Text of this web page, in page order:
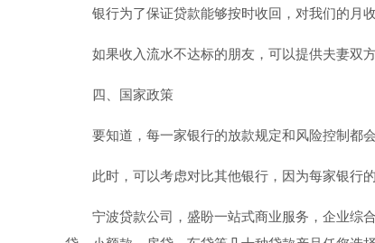
银行为了保证贷款能够按时收回，对我们的月
如果收入流水不达标的朋友，可以提供夫妻双
四、国家政策
要知道，每一家银行的放款规定和风险控制都
此时，可以考虑对比其他银行，因为每家银行
宁波贷款公司，盛盼一站式商业服务，企业综